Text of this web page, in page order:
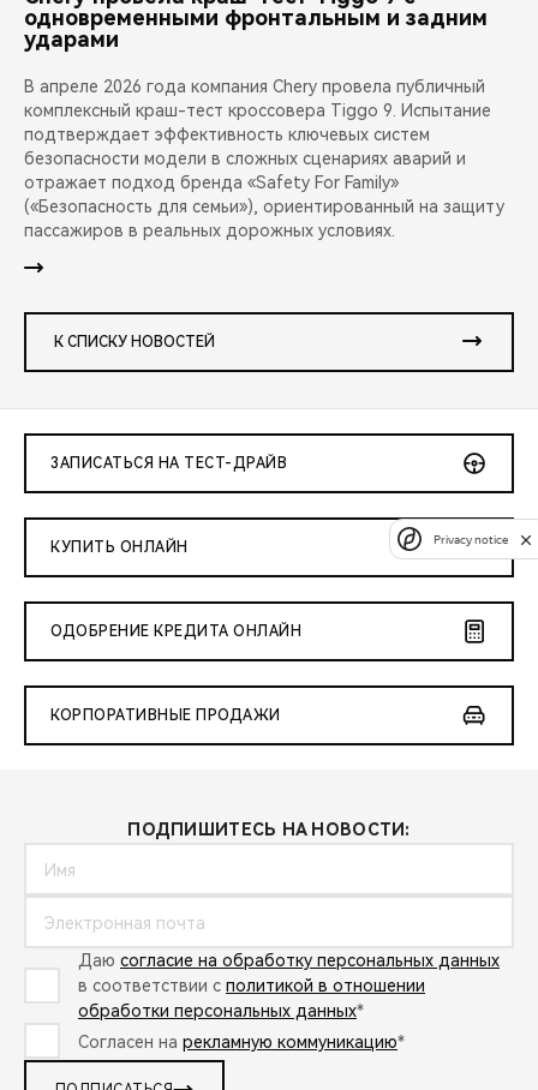
одновременными фронтальным и задним
ударами
В апреле 2026 года компания Chery провела публичный
комплексный краш-тест кроссовера Tiggo 9. Испытание
подтверждает эффективность ключевых систем
безопасности модели в сложных сценариях аварий и
отражает подход бренда «Safety For Family»
(«Безопасность для семьи»), ориентированный на защиту
пассажиров в реальных дорожных условиях.
К СПИСКУ НОВОСТЕЙ
ЗАПИСАТЬСЯ НА ТЕСТ-ДРАЙВ
КУПИТЬ ОНЛАЙН
ОДОБРЕНИЕ КРЕДИТА ОНЛАЙН
КОРПОРАТИВНЫЕ ПРОДАЖИ
ПОДПИШИТЕСЬ НА НОВОСТИ:
Даю согласие на обработку персональных данных
в соответствии с политикой в отношении
обработки персональных данных*
Согласен на рекламную коммуникацию*
Privacy notice